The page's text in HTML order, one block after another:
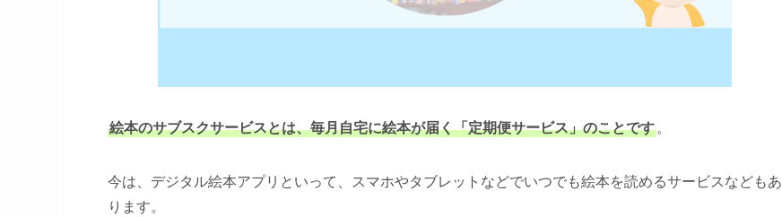
絵本のサブスクサービスとは、毎月自宅に絵本が届く「定期便サービス」のことです 。
今は、デジタル絵本アプリといって、スマホやタブレットなどでいつでも絵本を読めるサービスなどもあ
ります。